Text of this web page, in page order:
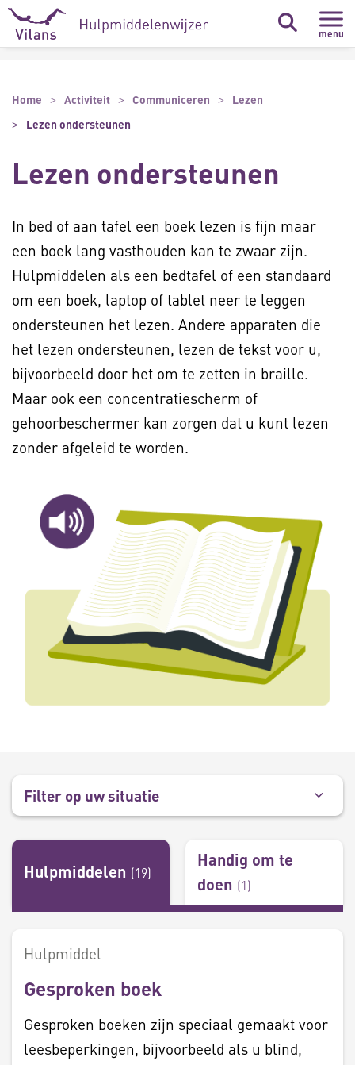
Naar hoofdinhoud
Naar footer
menu
Home Activiteit Communiceren
Lezen
Lezen ondersteunen
Lezen ondersteunen
In bed of aan tafel een boek lezen is fijn maar
een boek lang vasthouden kan te zwaar zijn.
Hulpmiddelen als een bedtafel of een standaard
om een boek, laptop of tablet neer te leggen
ondersteunen het lezen. Andere apparaten die
het lezen ondersteunen, lezen de tekst voor u,
bijvoorbeeld door het om te zetten in braille.
Maar ook een concentratiescherm of
gehoorbeschermer kan zorgen dat u kunt lezen
zonder afgeleid te worden.
Filter op uw situatie
Hulpmiddelen (19)
Handig om te
doen (1)
Hulpmiddel
Gesproken boek
Gesproken boeken zijn speciaal gemaakt voor
leesbeperkingen, bijvoorbeeld als u blind,